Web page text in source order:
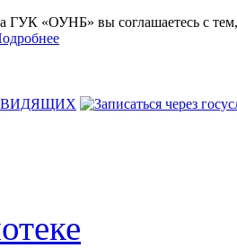
ГУК «ОУНБ» вы соглашаетесь с